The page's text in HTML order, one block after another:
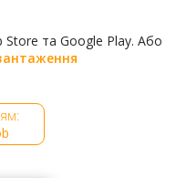
пошуків і
що гімн
та Google Play. Або